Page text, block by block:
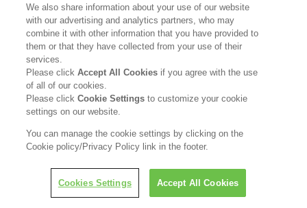
We also share information about your use of our website
with our advertising and analytics partners, who may
combine it with other information that you have provided to
them or that they have collected from your use of their
services.
Please clickAccept All Cookies if you agree with the use
of all of our cookies.
Please clickCookie Settingsto customize your cookie
settings on our website.
You can manage the cookie settings by clicking on the
Cookie policy/Privacy Policy link in the footer.
Cookies Settings Accept All Cookies